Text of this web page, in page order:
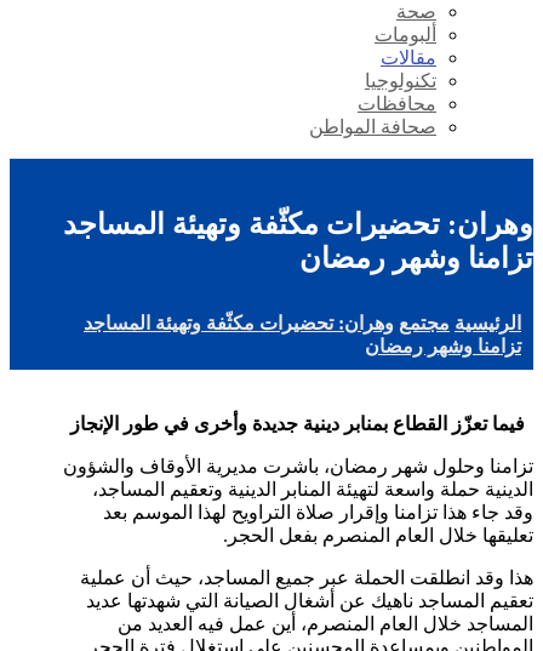
صحة
ألبومات
مقالات
تكنولوجيا
محافظات
صحافة المواطن
وهران: تحضيرات مكثّفة وتهيئة المساجد
تزامنا وشهر رمضان
الرئيسية مجتمع وهران: تحضيرات مكثّفة وتهيئة المساجد
تزامنا وشهر رمضان
فيما تعزّز القطاع بمنابر دينية جديدة وأخرى في طور الإنجاز
تزامنا وحلول شهر رمضان، باشرت مديرية الأوقاف والشؤون
الدينية حملة واسعة لتهيئة المنابر الدينية وتعقيم المساجد،
وقد جاء هذا تزامنا وإقرار صلاة التراويح لهذا الموسم بعد
تعليقها خلال العام المنصرم بفعل الحجر.
هذا وقد انطلقت الحملة عبر جميع المساجد، حيث أن عملية
تعقيم المساجد ناهيك عن أشغال الصيانة التي شهدتها عديد
المساجد خلال العام المنصرم، أين عمل فيه العديد من
المواطنين وبمساعدة المحسنين على استغلال فترة الحجر